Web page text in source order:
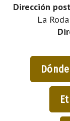
Dirección
La